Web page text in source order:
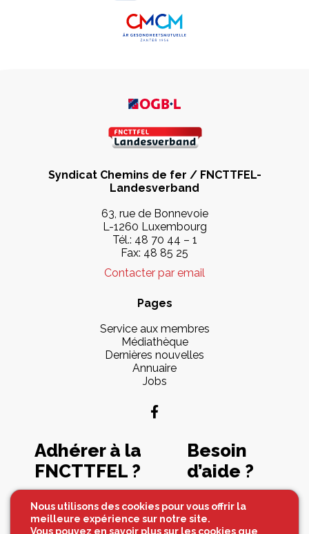
Syndicat Chemins de fer / FNCTTFEL-
Landesverband
63, rue de Bonnevoie
L-1260 Luxembourg
Tél.: 48 70 44 – 1
Fax: 48 85 25
Contacter par email
Pages
Service aux membres
Médiathèque
Dernières nouvelles
Annuaire
Jobs
Adhérer à la
FNCTTFEL ?
Souscrire maintenant
Besoin
d’aide ?
Contactez-nous
Nous utilisons des cookies pour vous offrir la
meilleure expérience sur notre site.
Vous pouvez en savoir plus sur les cookies que